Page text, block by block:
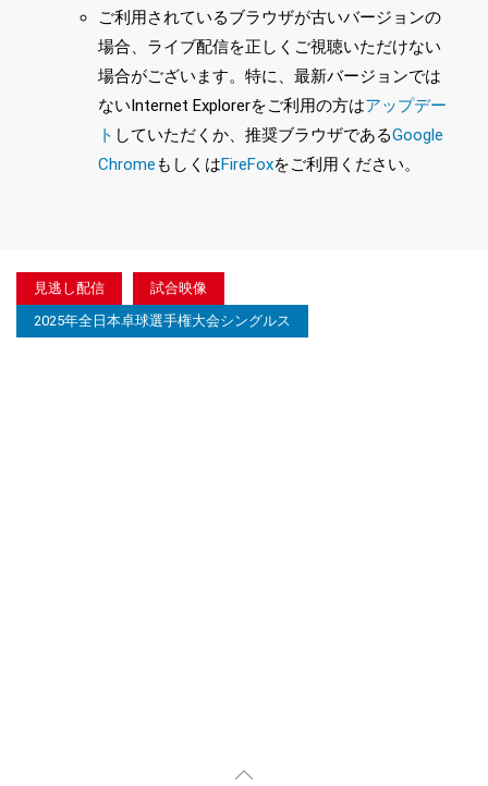
ご利用されているブラウザが古いバージョンの
場合、ライブ配信を正しくご視聴いただけない
場合がございます。特に、最新バージョンでは
ないInternet Explorerをご利用の方はアップデー
ト していただくか、推奨ブラウザであるGoogle
ChromeもしくはFireFoxをご利用ください。
見逃し配信
試合映像
2025年全日本卓球選手権大会シングルス